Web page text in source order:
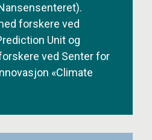
forskere ved
Unit og
ved Senter for
«Climate